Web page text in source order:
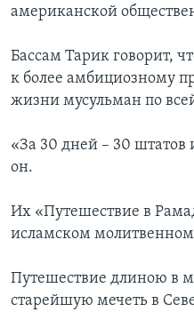
американской
Бассам Тарик говорит,
к более амбициозному
жизни мусульман по
«За 30 дней – 30 штатов
он.
Их «Путешествие в
исламском
Путешествие длиною в
старейшую мечеть в